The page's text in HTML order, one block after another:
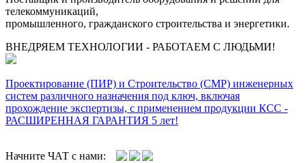
телекоммуникаций,
промышленного, гражданского строительства и энергетики.
ВНЕДРЯЕМ ТЕХНОЛОГИИ - РАБОТАЕМ С ЛЮДЬМИ!
Проектирование (ПИР) и Cтроительство (СМР) инженерных
систем различного назначения под ключ, включая
прохождение экспертизы, с применением продукции КСС -
РАСШИРЕННАЯ ГАРАНТИЯ 5 лет!
Начните ЧАТ с нами: